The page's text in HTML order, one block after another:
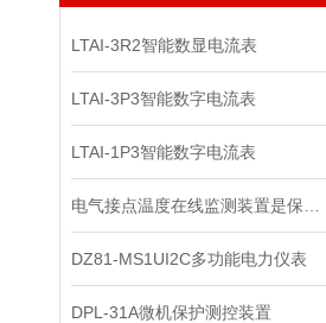
LTAI-3R2智能数显电流表
LTAI-3P3智能数字电流表
LTAI-1P3智能数字电流表
DZ81-MS1UI2C多功能电力仪表
DPL-31A微机保护测控装置